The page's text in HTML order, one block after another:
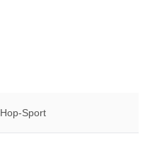
Hop-Sport